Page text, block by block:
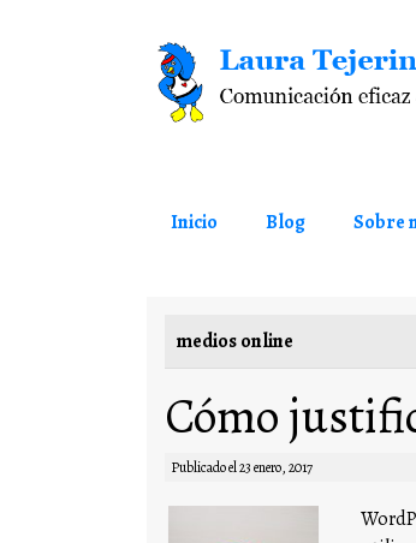
Saltar al contenido
Inicio Blog Sobre
medios online
Cómo
Publicado el23 enero, 2017